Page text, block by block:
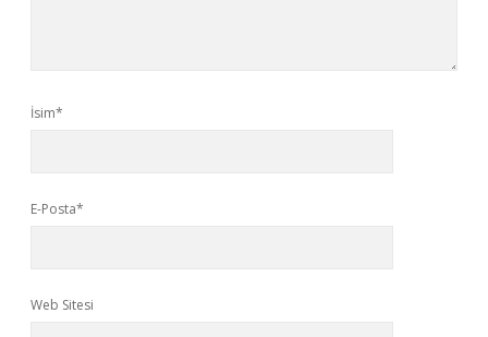
İsim*
E-Posta*
Web Sitesi